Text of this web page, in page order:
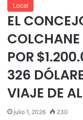
Local
EL
POR
326
VIAJE DE
julio 1, 2026 230